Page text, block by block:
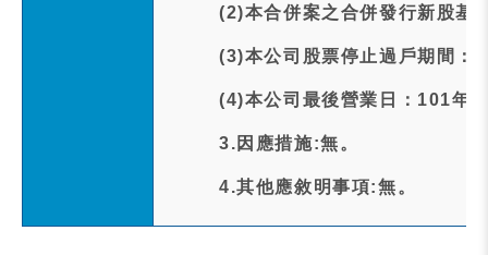
(2)本合併案之合併發行新股基
(3)本公司股票停止過戶期間：
(4)本公司最後營業日：101年5
3.因應措施:無。
4.其他應敘明事項:無。